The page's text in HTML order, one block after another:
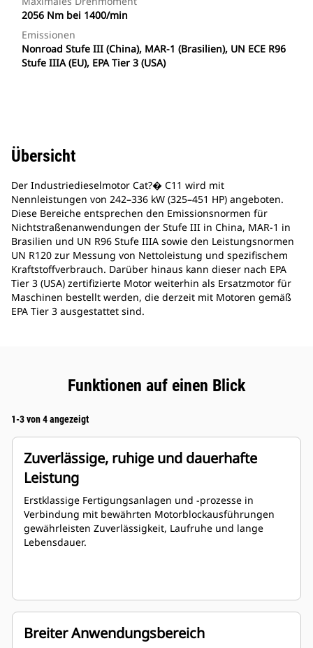
2056 Nm bei 1400/min
Emissionen
Nonroad Stufe III (China), MAR-1 (Brasilien), UN ECE R96
Stufe IIIA (EU), EPA Tier 3 (USA)
Übersicht
Der Industriedieselmotor Cat?� C11 wird mit
Nennleistungen von 242–336 kW (325–451 HP) angeboten.
Diese Bereiche entsprechen den Emissionsnormen für
Nichtstraßenanwendungen der Stufe III in China, MAR-1 in
Brasilien und UN R96 Stufe IIIA sowie den Leistungsnormen
UN R120 zur Messung von Nettoleistung und spezifischem
Kraftstoffverbrauch. Darüber hinaus kann dieser nach EPA
Tier 3 (USA) zertifizierte Motor weiterhin als Ersatzmotor für
Maschinen bestellt werden, die derzeit mit Motoren gemäß
EPA Tier 3 ausgestattet sind.
Funktionen auf einen Blick
1-3 von 4 angezeigt
Zuverlässige, ruhige und dauerhafte
Leistung
Erstklassige Fertigungsanlagen und -prozesse in
Verbindung mit bewährten Motorblockausführungen
gewährleisten Zuverlässigkeit, Laufruhe und lange
Lebensdauer.
Breiter Anwendungsbereich